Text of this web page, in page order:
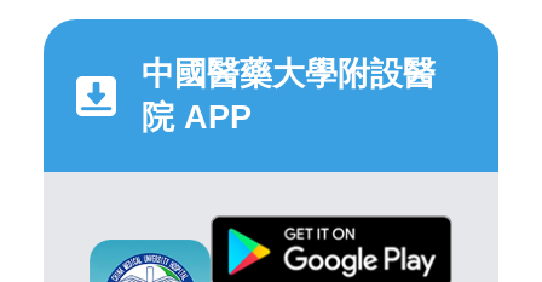
中國醫藥大學附設醫
院 APP